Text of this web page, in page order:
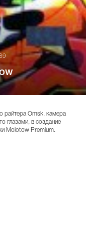
райтера Omsk, камера
глазами, в создание
Molotow Premium.